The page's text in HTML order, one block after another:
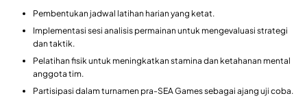
Pembentukan jadwal latihan harian yang ketat.
Implementasi sesi analisis permainan untuk mengevaluasi strategi
dan taktik.
Pelatihan fisik untuk meningkatkan stamina dan ketahanan mental
anggota tim.
Partisipasi dalam turnamen pra-SEA Games sebagai ajang uji coba.